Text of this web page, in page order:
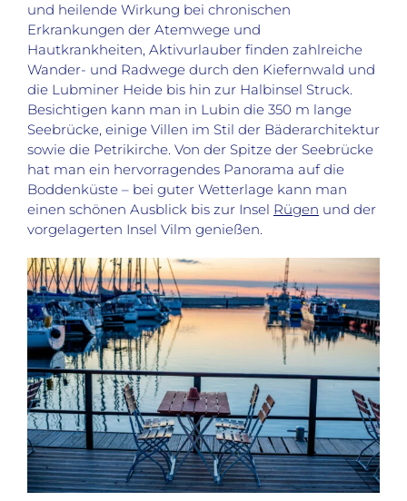
und heilende Wirkung bei chronischen
Erkrankungen der Atemwege und
Hautkrankheiten, Aktivurlauber finden zahlreiche
Wander- und Radwege durch den Kiefernwald und
die Lubminer Heide bis hin zur Halbinsel Struck.
Besichtigen kann man in Lubin die 350 m lange
Seebrücke, einige Villen im Stil der Bäderarchitektur
sowie die Petrikirche. Von der Spitze der Seebrücke
hat man ein hervorragendes Panorama auf die
Boddenküste – bei guter Wetterlage kann man
einen schönen Ausblick bis zur Insel Rügen und der
vorgelagerten Insel Vilm genießen.